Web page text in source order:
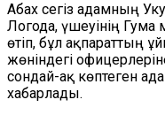
Абах сегіз адамның
Логода, үшеуінің Гума
өтіп, бұл ақпараттың
жөніндегі
сондай-ақ көптеген
хабарлады.